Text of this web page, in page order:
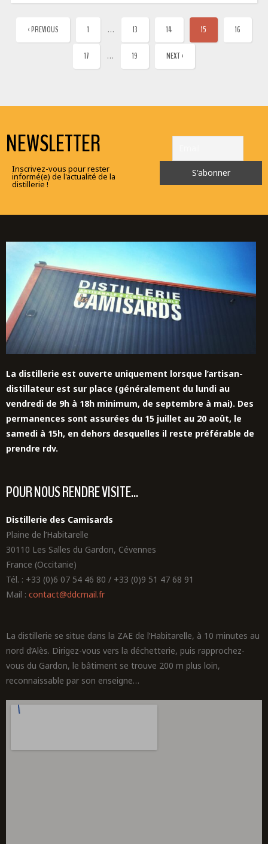
‹ PREVIOUS 1 … 13 14 15 16
17 … 19 NEXT ›
NEWSLETTER
Inscrivez-vous pour rester
informé(e) de l'actualité de la
distillerie !
La distillerie est ouverte uniquement lorsque l’artisan-
distillateur est sur place (généralement du lundi au
vendredi de 9h à 18h minimum, de septembre à mai). Des
permanences sont assurées du 15 juillet au 20 août, le
samedi à 15h, en dehors desquelles il reste préférable de
prendre rdv.
POUR NOUS RENDRE VISITE...
Distillerie des Camisards
Plaine de l’Habitarelle
30110 Les Salles du Gardon, Cévennes
France (Occitanie)
Tél. : +33 (0)6 07 54 46 80 / +33 (0)9 51 47 68 91
Mail : contact@ddcmail.fr
La distillerie se situe dans la ZAE de l’Habitarelle, à 10 minutes au
nord d’Alès. Dirigez-vous vers la déchetterie, puis rapprochez-
vous du Gardon, le bâtiment se trouve 200 m plus loin,
reconnaissable par son enseigne…